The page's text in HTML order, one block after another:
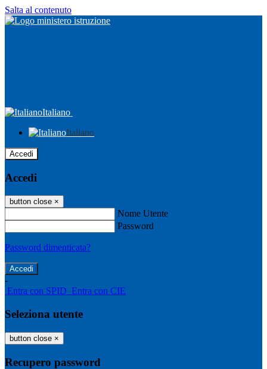
Salta al contenuto
Italiano
Italiano
Accedi
Accedi
button close ×
Nome Utente
Password
Password dimenticata?
-
Entra con SPID Entra con CIE
Seleziona utente
button close ×
Recupero password